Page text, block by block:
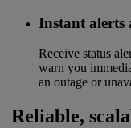
Instant alerts
Receive status
warn you
an outage or
Reliable,